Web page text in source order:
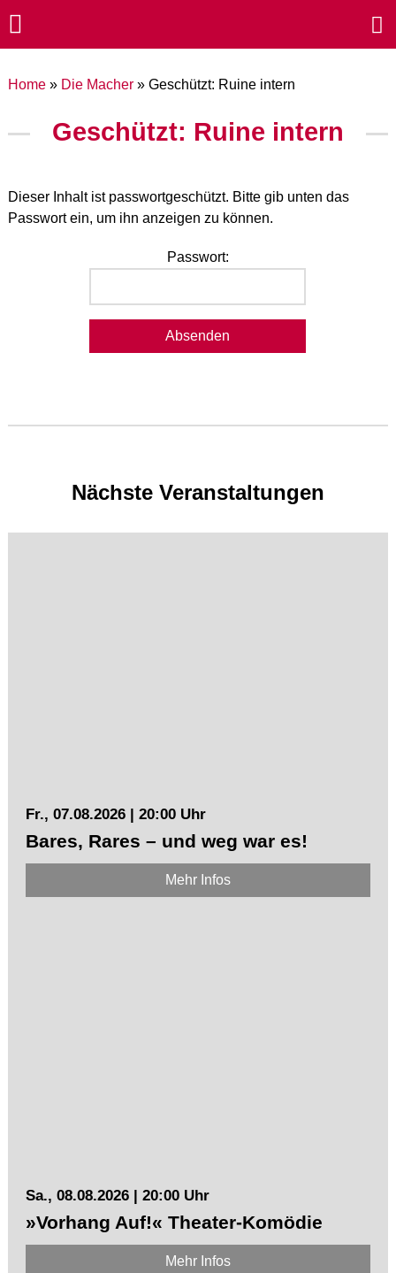
Home» Die Macher» Geschützt: Ruine intern
Geschützt: Ruine intern
Dieser Inhalt ist passwortgeschützt. Bitte gib unten das
Passwort ein, um ihn anzeigen zu können.
Passwort:
Nächste Veranstaltungen
Fr., 07.08.2026 | 20:00 Uhr
Bares, Rares – und weg war es!
Mehr Infos
Sa., 08.08.2026 | 20:00 Uhr
»Vorhang Auf!« Theater-Komödie
Mehr Infos